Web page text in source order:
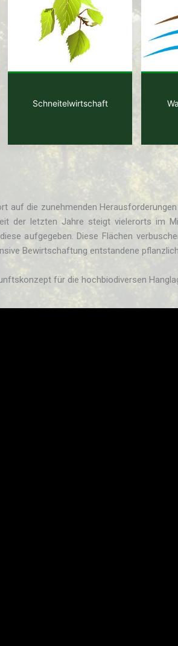
Schneitelwirtschaft
auf die zunehmenden
der letzten Jahre steigt vielerorts im
aufgegeben. Diese Flächen
Bewirtschaftung entstandene
für die hochbiodiversen